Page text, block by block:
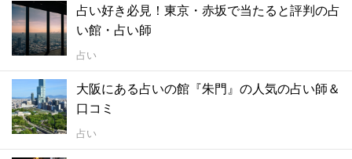
占い好き必見！東京・赤坂で当たると評判の占
い館・占い師
占い
大阪にある占いの館『朱門』の人気の占い師＆
口コミ
占い